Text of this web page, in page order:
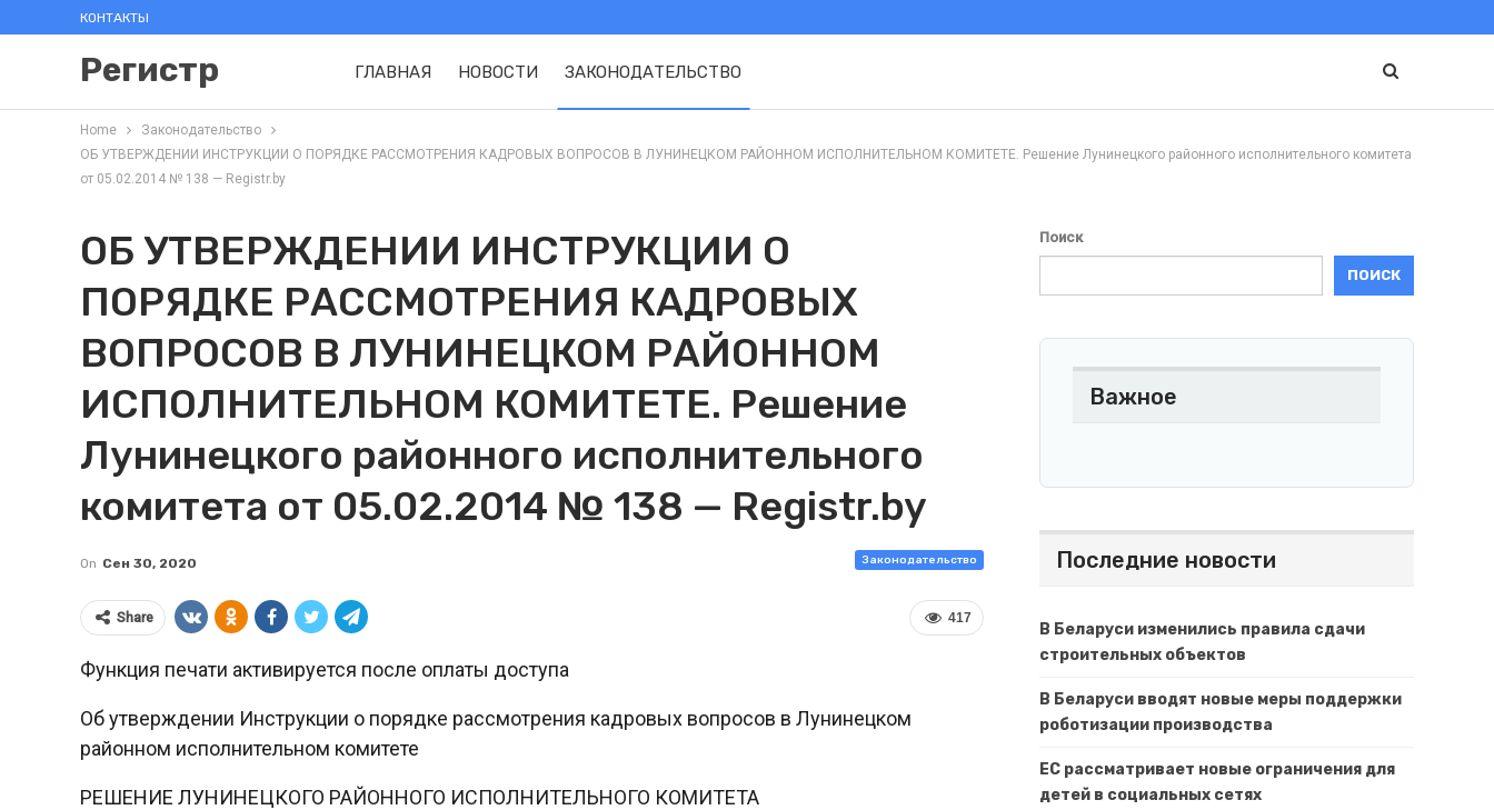
КОНТАКТЫ
Регистр ГЛАВНАЯ НОВОСТИ ЗАКОНОДАТЕЛЬСТВО
Home
Законодательство
ОБ УТВЕРЖДЕНИИ ИНСТРУКЦИИ О ПОРЯДКЕ РАССМОТРЕНИЯ КАДРОВЫХ ВОПРОСОВ В ЛУНИНЕЦКОМ РАЙОННОМ ИСПОЛНИТЕЛЬНОМ КОМИТЕТЕ. Решение Лунинецкого районного исполнительного комитета
от 05.02.2014 № 138 — Registr.by
ОБ УТВЕРЖДЕНИИ ИНСТРУКЦИИ О
ПОРЯДКЕ РАССМОТРЕНИЯ КАДРОВЫХ
ВОПРОСОВ В ЛУНИНЕЦКОМ РАЙОННОМ
ИСПОЛНИТЕЛЬНОМ КОМИТЕТЕ. Решение
Лунинецкого районного исполнительного
комитета от 05.02.2014 № 138 — Registr.by
Законодательство
On Сен 30, 2020
417
Share
Функция печати активируется после оплаты доступа
Об утверждении Инструкции о порядке рассмотрения кадровых вопросов в Лунинецком
районном исполнительном комитете
РЕШЕНИЕ ЛУНИНЕЦКОГО РАЙОННОГО ИСПОЛНИТЕЛЬНОГО КОМИТЕТА
Поиск
ПОИСК
Важное
Последние новости
В Беларуси изменились правила сдачи
строительных объектов
В Беларуси вводят новые меры поддержки
роботизации производства
ЕС рассматривает новые ограничения для
детей в социальных сетях